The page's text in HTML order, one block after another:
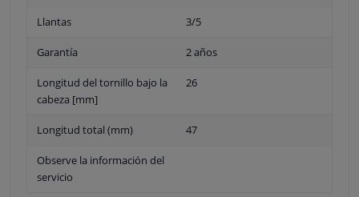
Llantas 3/5
Garantía 2 años
Longitud del tornillo bajo la
cabeza [mm]
26
Longitud total (mm) 47
Observe la información del
servicio